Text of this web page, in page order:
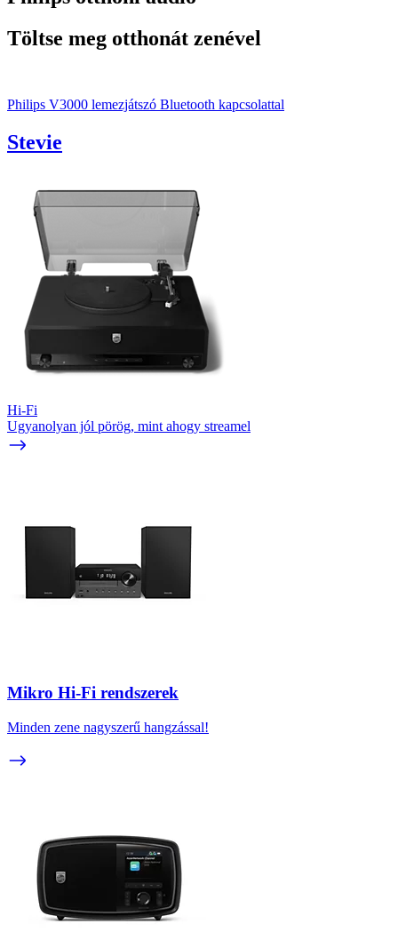
Töltse meg otthonát zenével
Philips V3000 lemezjátszó Bluetooth kapcsolattal
Stevie
Hi-Fi
Ugyanolyan jól pörög, mint ahogy streamel
Mikro Hi-Fi rendszerek
Minden zene nagyszerű hangzással!